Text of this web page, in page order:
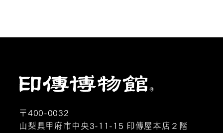
〒400-0032
山梨県甲府市中央3-11-15 印傳屋本店２階